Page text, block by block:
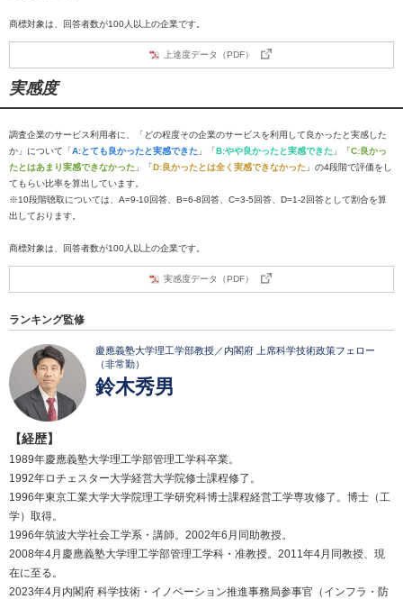
商標対象は、回答者数が100人以上の企業です。
上達度データ（PDF）
実感度
調査企業のサービス利用者に、「どの程度その企業のサービスを利用して良かったと実感した
か」について「A:とても良かったと実感できた 」「B:やや良かったと実感できた 」「C:良かっ
たとはあまり実感できなかった 」「D:良かったとは全く実感できなかった 」の4段階で評価をし
てもらい比率を算出しています。
※10段階聴取については、A=9-10回答、B=6-8回答、C=3-5回答、D=1-2回答として割合を算
出しております。
商標対象は、回答者数が100人以上の企業です。
実感度データ（PDF）
ランキング監修
慶應義塾大学理工学部教授／内閣府 上席科学技術政策フェロー
（非常勤）
鈴木秀男
【経歴】
1989年慶應義塾大学理工学部管理工学科卒業。
1992年ロチェスター大学経営大学院修士課程修了。
1996年東京工業大学大学院理工学研究科博士課程経営工学専攻修了。博士（工
学）取得。
1996年筑波大学社会工学系・講師。2002年6月同助教授。
2008年4月慶應義塾大学理工学部管理工学科・准教授。2011年4月同教授、現
在に至る。
2023年4月内閣府 科学技術・イノベーション推進事務局参事官（インフラ・防